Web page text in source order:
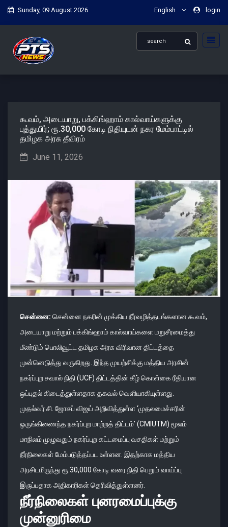
Sunday, 09 August 2026 English login
கூவம், அடையாறு, பக்கிங்ஹாம் கால்வாய்களுக்கு
புத்துயிர்; ரூ.30,000 கோடி நிதியுடன் நகர மேம்பாட்டில்
தமிழக அரசு தீவிரம்
June 11, 2026
சென்னை: சென்னை நகரின் முக்கிய நீர்வழித்தடங்களான கூவம்,
அடையாறு மற்றும் பக்கிங்ஹாம் கால்வாய்களை மறுசீரமைத்து
மீண்டும் பொலிவூட்ட தமிழக அரசு விரிவான திட்டத்தை
முன்னெடுத்து வருகிறது. இந்த முயற்சிக்கு மத்திய அரசின்
நகர்ப்புற சவால் நிதி (UCF) திட்டத்தின் கீழ் கொள்கை ரீதியான
ஒப்புதல் கிடைத்துள்ளதாக தகவல் வெளியாகியுள்ளது.
முதல்வர் சி. ஜோசப் விஜய் அறிவித்துள்ள ‘முதலமைச்சரின்
ஒருங்கிணைந்த நகர்ப்புற மாற்றத் திட்டம்’ (CMIUTM) மூலம்
மாநிலம் முழுவதும் நகர்ப்புற கட்டமைப்பு வசதிகள் மற்றும்
நீர்நிலைகள் மேம்படுத்தப்பட உள்ளன. இதற்காக மத்திய
அரசிடமிருந்து ரூ.30,000 கோடி வரை நிதி பெறும் வாய்ப்பு
இருப்பதாக அதிகாரிகள் தெரிவித்துள்ளனர்.
நீர்நிலைகள் புனரமைப்புக்கு
முன்னுரிமை